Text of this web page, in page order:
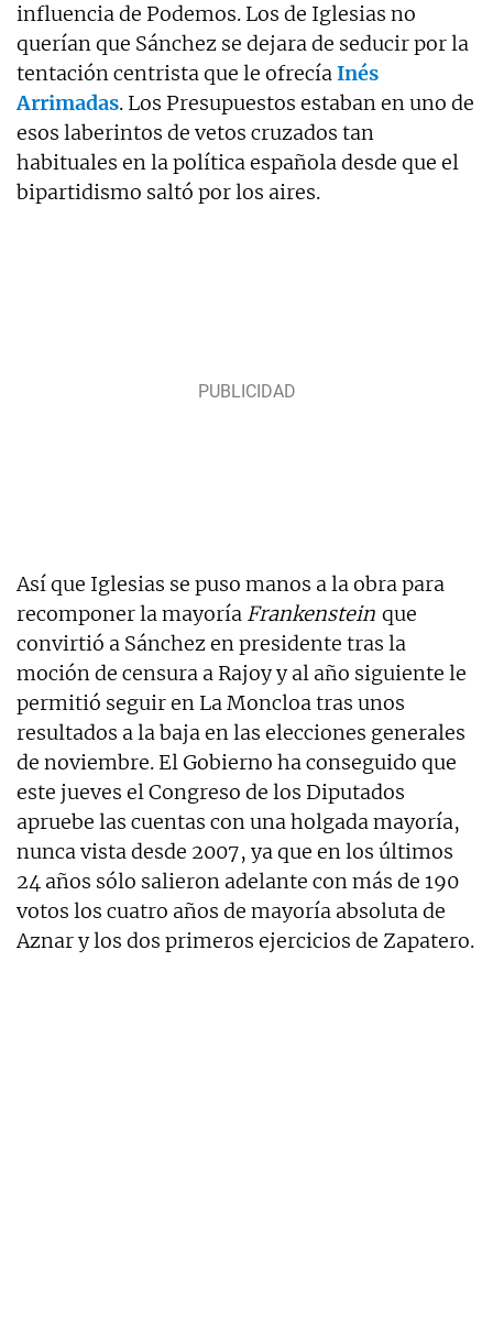
influencia de Podemos. Los de Iglesias no
querían que Sánchez se dejara de seducir por la
tentación centrista que le ofrecíaInés
Arrimadas. Los Presupuestos estaban en uno de
esos laberintos de vetos cruzados tan
habituales en la política española desde que el
bipartidismo saltó por los aires.
Así que Iglesias se puso manos a la obra para
recomponer la mayoría Frankenstein que
convirtió a Sánchez en presidente tras la
moción de censura a Rajoy y al año siguiente le
permitió seguir en La Moncloa tras unos
resultados a la baja en las elecciones generales
de noviembre. El Gobierno ha conseguido que
este jueves el Congreso de los Diputados
apruebe las cuentas con una holgada mayoría,
nunca vista desde 2007, ya que en los últimos
24 años sólo salieron adelante con más de 190
votos los cuatro años de mayoría absoluta de
Aznar y los dos primeros ejercicios de Zapatero.